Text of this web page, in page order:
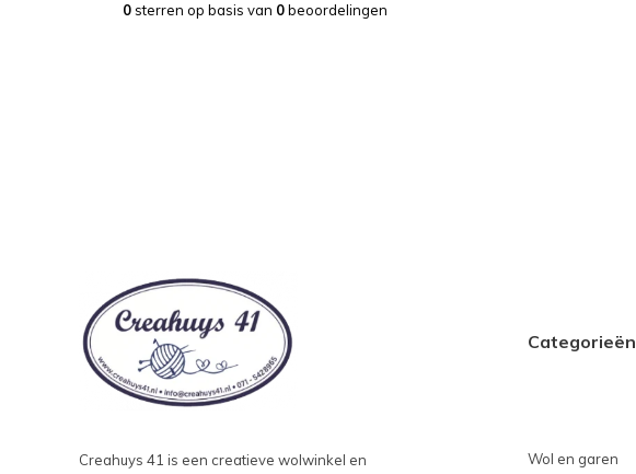
0sterren op basis van 0beoordelingen
Creahuys 41 is een creatieve wolwinkel en
Categorieën
Wol en garen